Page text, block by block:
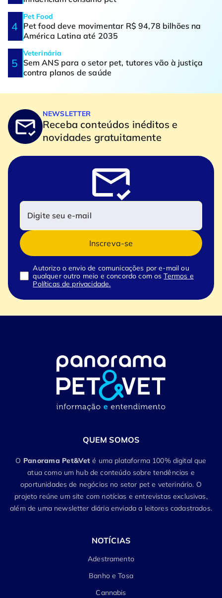
Pet Food
Pet food deve movimentar R$ 94,78 bilhões na
América Latina até 2035
Veterinária
Sem ANS para o setor pet, tutores vão à justiça
contra planos de saúde
NEWSLETTER
Receba conteúdos inéditos e
novidades gratuitamente
Inscreva-se
Autorizo o envio de comunicações por e-mail ou
qualquer outro meio e concordo com osTermos e
Políticas de privacidade.
QUEM SOMOS
O Panorama Pet&Vet é uma plataforma 100% digital que
atua como um hub de conteúdo sobre tendências e
oportunidades de negócios no setor pet e veterinário. O
projeto reúne um site com notícias e entrevistas exclusivas,
além de uma newsletter diária enviada a leitores cadastrados.
NOTÍCIAS
Adestramento
Banho e Tosa
Cannabis